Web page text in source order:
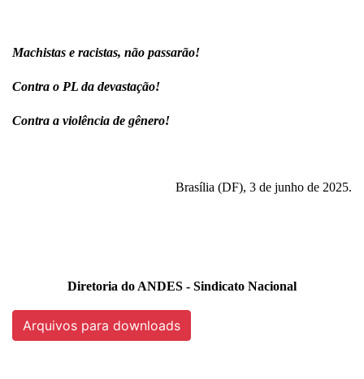
Machistas e racistas, não passarão!
Contra o PL da devastação!
Contra a violência de gênero!
Brasília (DF), 3 de junho de 2025.
Diretoria do ANDES - Sindicato Nacional
Arquivos para downloads